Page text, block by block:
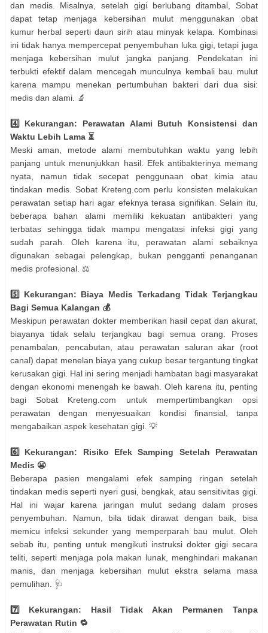
dan medis. Misalnya, setelah gigi berlubang ditambal, Sobat
dapat tetap menjaga kebersihan mulut menggunakan obat
kumur herbal seperti daun sirih atau minyak kelapa. Kombinasi
ini tidak hanya mempercepat penyembuhan luka gigi, tetapi juga
menjaga kebersihan mulut jangka panjang. Pendekatan ini
terbukti efektif dalam mencegah munculnya kembali bau mulut
karena mampu menekan pertumbuhan bakteri dari dua sisi:
medis dan alami. 🔬
4️⃣ Kekurangan: Perawatan Alami Butuh Konsistensi dan
Waktu Lebih Lama ⏳
Meski aman, metode alami membutuhkan waktu yang lebih
panjang untuk menunjukkan hasil. Efek antibakterinya memang
nyata, namun tidak secepat penggunaan obat kimia atau
tindakan medis. Sobat Kreteng.com perlu konsisten melakukan
perawatan setiap hari agar efeknya terasa signifikan. Selain itu,
beberapa bahan alami memiliki kekuatan antibakteri yang
terbatas sehingga tidak mampu mengatasi infeksi gigi yang
sudah parah. Oleh karena itu, perawatan alami sebaiknya
digunakan sebagai pelengkap, bukan pengganti penanganan
medis profesional. ⚖️
5️⃣ Kekurangan: Biaya Medis Terkadang Tidak Terjangkau
Bagi Semua Kalangan 💰
Meskipun perawatan dokter memberikan hasil cepat dan akurat,
biayanya tidak selalu terjangkau bagi semua orang. Proses
penambalan, pencabutan, atau perawatan saluran akar (root
canal) dapat menelan biaya yang cukup besar tergantung tingkat
kerusakan gigi. Hal ini sering menjadi hambatan bagi masyarakat
dengan ekonomi menengah ke bawah. Oleh karena itu, penting
bagi Sobat Kreteng.com untuk mempertimbangkan opsi
perawatan dengan menyesuaikan kondisi finansial, tanpa
mengabaikan aspek kesehatan gigi. 💡
6️⃣ Kekurangan: Risiko Efek Samping Setelah Perawatan
Medis 😬
Beberapa pasien mengalami efek samping ringan setelah
tindakan medis seperti nyeri gusi, bengkak, atau sensitivitas gigi.
Hal ini wajar karena jaringan mulut sedang dalam proses
penyembuhan. Namun, bila tidak dirawat dengan baik, bisa
memicu infeksi sekunder yang memperparah bau mulut. Oleh
sebab itu, penting untuk mengikuti instruksi dokter gigi secara
teliti, seperti menjaga pola makan lunak, menghindari makanan
manis, dan menjaga kebersihan mulut ekstra selama masa
pemulihan. 🩺
7️⃣ Kekurangan: Hasil Tidak Akan Permanen Tanpa
Perawatan Rutin 🔁